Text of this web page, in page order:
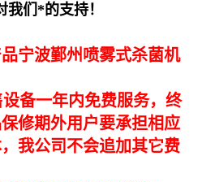
们*的支持！
宁波鄞州喷雾式杀菌机
一年内免费服务，终
修期外用户要承担相应
我公司不会追加其它费